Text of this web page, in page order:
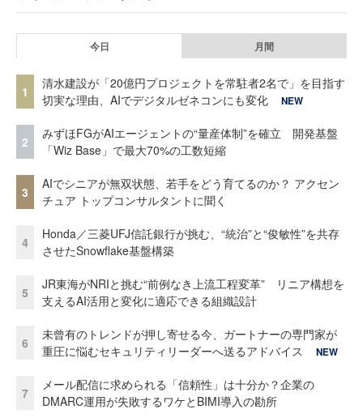
今日 月間
1
清水建設が「20億円プロジェクトを常駐者2名で」を目指す
切実な理由、AIでデジタルゼネコンにも変化
NEW
2
みずほFGがAIエージェントの“量産体制”を確立 開発基盤
「Wiz Base」で最大70%の工数短縮
3
AIでシニアが無双状態、若手をどう育てるのか？ アクセン
チュア トップコンサルタントに聞く
4
Honda／三菱UFJ信託銀行が挑む、“統治”と“俊敏性”を共存
させたSnowflake基盤構築
5
JR東海がNRIと挑む“前例なき上流工程変革” リニア構想を
支えるAI活用と変化に適応できる組織設計
6
未曾有のトレンドが押し寄せる今、ガートナーの専門家が
重圧に悩むセキュリティリーダーへ送るアドバイス
NEW
7
メール配信に求められる「信頼性」は十分か？企業の
DMARC運用が失敗するワケとBIMI導入の勘所